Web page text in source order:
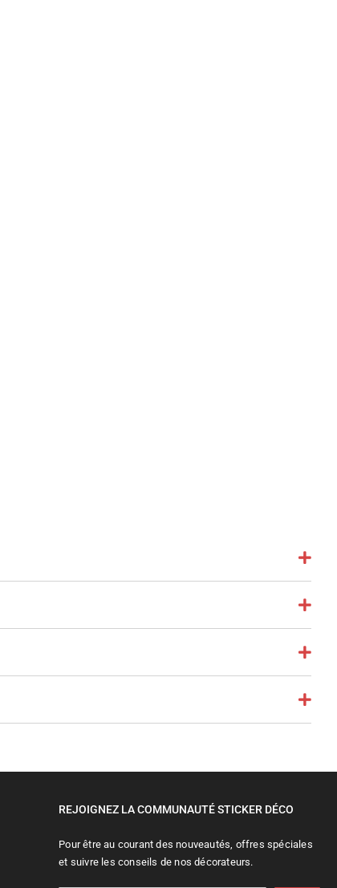
REJOIGNEZ LA COMMUNAUTÉ STICKER DÉCO
Pour être au courant des nouveautés, offres spéciales
et suivre les conseils de nos décorateurs.